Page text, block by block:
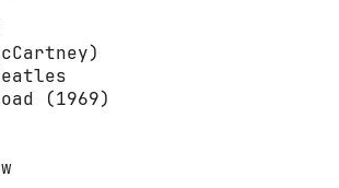
(1969)